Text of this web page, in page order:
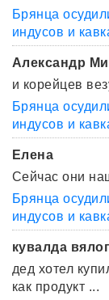
Брянца
индусов и
Александр
и корейцев
Брянца
индусов и
Елена
Сейчас они
Брянца
индусов и
кувалда
дед хотел
как продукт ...